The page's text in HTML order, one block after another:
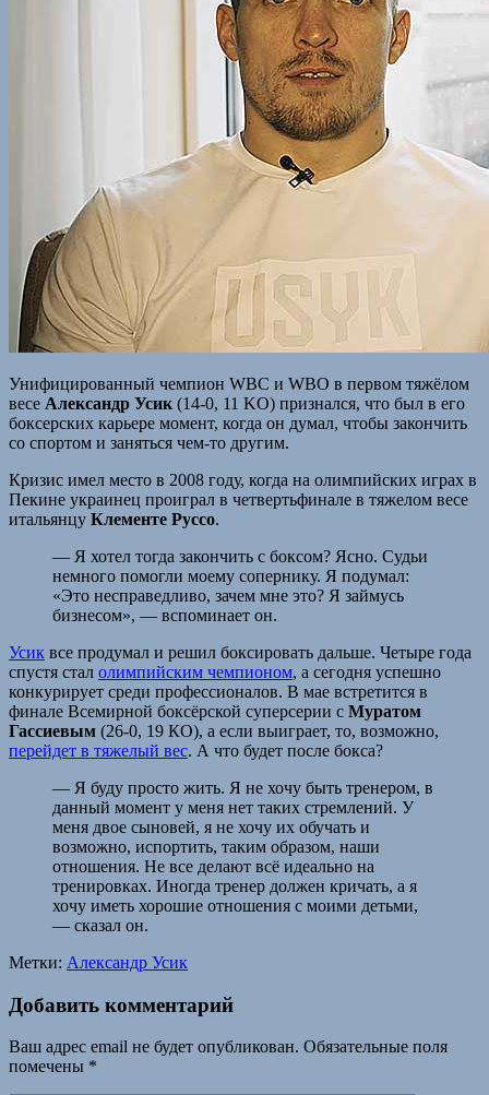
Унифицированный чемпион WBC и WBO в первом тяжёлом
весе Александр Усик (14-0, 11 KO) признался, что был в его
боксерских карьере момент, когда он думал, чтобы закончить
со спортом и заняться чем-то другим.
Кризис имел место в 2008 году, когда на олимпийских играх в
Пекине украинец проиграл в четвертьфинале в тяжелом весе
итальянцу Клементе Руссо.
— Я хотел тогда закончить с боксом? Ясно. Судьи
немного помогли моему сопернику. Я подумал:
«Это несправедливо, зачем мне это? Я займусь
бизнесом», — вспоминает он.
Усик все продумал и решил боксировать дальше. Четыре года
спустя стал олимпийским чемпионом, а сегодня успешно
конкурирует среди профессионалов. В мае встретится в
финале Всемирной боксёрской суперсерии с Муратом
Гассиевым (26-0, 19 КО), а если выиграет, то, возможно,
перейдет в тяжелый вес. А что будет после бокса?
— Я буду просто жить. Я не хочу быть тренером, в
данный момент у меня нет таких стремлений. У
меня двое сыновей, я не хочу их обучать и
возможно, испортить, таким образом, наши
отношения. Не все делают всё идеально на
тренировках. Иногда тренер должен кричать, а я
хочу иметь хорошие отношения с моими детьми,
— сказал он.
Метки: Александр Усик
Добавить комментарий
Ваш адрес email не будет опубликован. Обязательные поля
помечены *